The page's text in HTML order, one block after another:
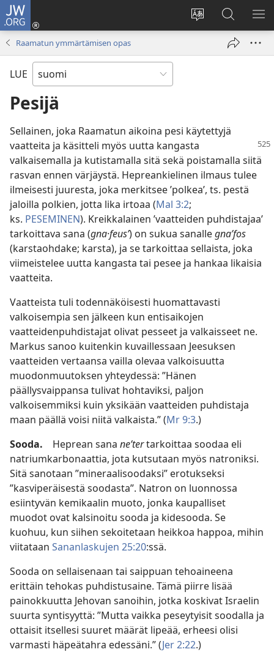
JW.ORG
Vaihda
sivuston
Kirjaudu
(avaa
Hae
JW.ORG-
sivustolta
Raamatun ymmärtämisen opas
LUE
Pesijä
Sellainen, joka Raamatun aikoina pesi käytettyjä
vaatteita ja käsitteli myös uutta kangasta
valkaisemalla ja kutistamalla sitä sekä poistamalla siitä
rasvan ennen värjäystä. Hepreankielinen ilmaus tulee
ilmeisesti juuresta, joka merkitsee ’polkea’, ts. pestä
jaloilla polkien, jotta lika irtoaa (Mal 3:2;
ks. PESEMINEN). Kreikkalainen ’vaatteiden puhdistajaa’
tarkoittava sana (gna·feusʹ) on sukua sanallegnaʹfos
(karstaohdake; karsta), ja se tarkoittaa sellaista, joka
viimeistelee uutta kangasta tai pesee ja hankaa likaisia
vaatteita.
Vaatteista tuli todennäköisesti huomattavasti
valkoisempia sen jälkeen kun entisaikojen
vaatteidenpuhdistajat olivat pesseet ja valkaisseet ne.
Markus sanoo kuitenkin kuvaillessaan Jeesuksen
vaatteiden vertaansa vailla olevaa valkoisuutta
muodonmuutoksen yhteydessä: ”Hänen
päällysvaippansa tulivat hohtaviksi, paljon
valkoisemmiksi kuin yksikään vaatteiden puhdistaja
maan päällä voisi niitä valkaista.” (Mr 9:3.)
Sooda. Heprean sana neʹtertarkoittaa soodaa eli
natriumkarbonaattia, jota kutsutaan myös natroniksi.
Sitä sanotaan ”mineraalisoodaksi” erotukseksi
”kasviperäisestä soodasta”. Natron on luonnossa
esiintyvän kemikaalin muoto, jonka kaupalliset
muodot ovat kalsinoitu sooda ja kidesooda. Se
kuohuu, kun siihen sekoitetaan heikkoa happoa, mihin
viitataan Sananlaskujen 25:20:ssä.
Sooda on sellaisenaan tai saippuan tehoaineena
erittäin tehokas puhdistusaine. Tämä piirre lisää
painokkuutta Jehovan sanoihin, jotka koskivat Israelin
suurta syntisyyttä: ”Mutta vaikka peseytyisit soodalla ja
ottaisit itsellesi suuret määrät lipeää, erheesi olisi
varmasti häpeätahra edessäni.” (Jer 2:22.)